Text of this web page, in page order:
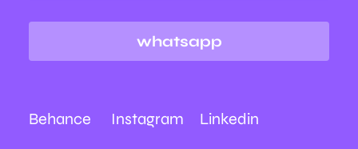
whatsapp
Behance Instagram Linkedin